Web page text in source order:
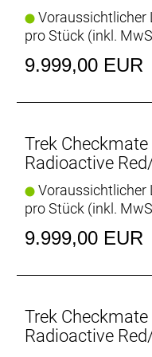
und agiles
leichtesten und
Antrieb mit
Straßen.
Wenn es am
Gravelbike wurde
zu sparen, den
gehen kannst. Es
Geometrie mit
der IsoSpeed-
– mit diesem
dennoch
Einheit vom Start
Voraussichtlicher
pro Stück (inkl.
9.999,00 EUR
Trek Checkmate
Radioactive
Voraussichtlicher
pro Stück (inkl.
9.999,00 EUR
Trek Checkmate
Radioactive